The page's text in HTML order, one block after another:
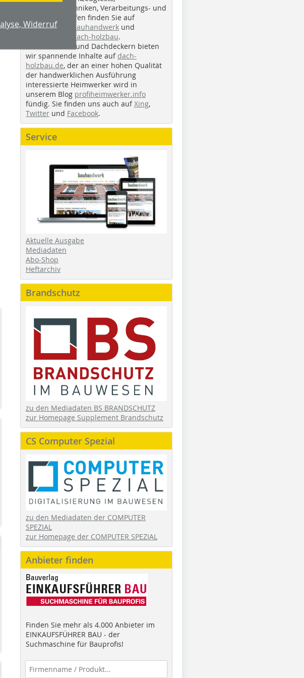
Handwerkstechniken, Verarbeitungs- und
Montageabläufen finden Sie auf
youtube.com/bauhandwerk und
youtube.com/dach-holzbau.
Zimmerleuten und Dachdeckern bieten
wir spannende Inhalte auf dach-
holzbau.de, der an einer hohen Qualität
der handwerklichen Ausführung
interessierte Heimwerker wird in
unserem Blog profiheimwerker.info
fündig. Sie finden uns auch aufXing,
Twitter und Facebook.
Service
Aktuelle Ausgabe
Mediadaten
Abo-Shop
Heftarchiv
Brandschutz
zu den Mediadaten BS BRANDSCHUTZ
zur Homepage Supplement Brandschutz
CS Computer Spezial
zu den Mediadaten der COMPUTER
SPEZIAL
zur Homepage der COMPUTER SPEZIAL
Anbieter finden
Finden Sie mehr als 4.000 Anbieter im
EINKAUFSFÜHRER BAU - der
Suchmaschine für Bauprofis!